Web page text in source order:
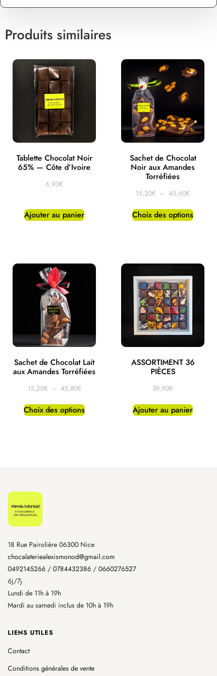
Produits similaires
Tablette Chocolat Noir
65% — Côte d’Ivoire
6,90€
Ajouter au panier
Sachet de Chocolat
Noir aux Amandes
Torréfiées
15,20€ – 45,60€
Choix des options
Sachet de Chocolat Lait
aux Amandes Torréfiées
15,20€ – 45,80€
Choix des options
ASSORTIMENT 36
PIÈCES
39,90€
Ajouter au panier
18 Rue Pairolière 06300 Nice
chocalateriealexismonod@gmail.com
0492145266 / 0784432386 / 0660276527
6j/7j
Lundi de 11h à 19h
Mardi au samedi inclus de 10h à 19h
LIENS UTILES
Contact
Conditions générales de vente